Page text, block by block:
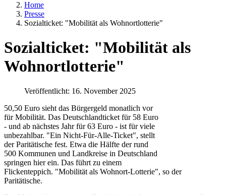
Home
Presse
Sozialticket: "Mobilität als Wohnortlotterie"
Sozialticket: "Mobilität als
Wohnortlotterie"
Veröffentlicht: 16. November 2025
50,50 Euro sieht das Bürgergeld monatlich vor
für Mobilität. Das Deutschlandticket für 58 Euro
- und ab nächstes Jahr für 63 Euro - ist für viele
unbezahlbar. "Ein Nicht-Für-Alle-Ticket", stellt
der Paritätische fest. Etwa die Hälfte der rund
500 Kommunen und Landkreise in Deutschland
springen hier ein. Das führt zu einem
Flickenteppich. "Mobilität als Wohnort-Lotterie", so der
Paritätische.